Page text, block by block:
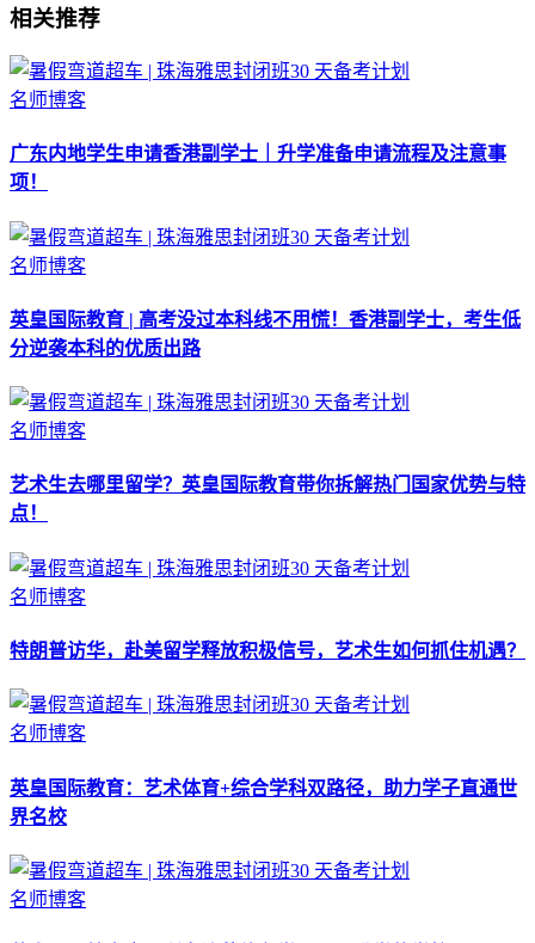
相关推荐
名师博客
广东内地学生申请香港副学士｜升学准备申请流程及注意事
项！
名师博客
英皇国际教育 | 高考没过本科线不用慌！香港副学士，考生低
分逆袭本科的优质出路
名师博客
艺术生去哪里留学？英皇国际教育带你拆解热门国家优势与特
点！
名师博客
特朗普访华，赴美留学释放积极信号，艺术生如何抓住机遇？
名师博客
英皇国际教育：艺术体育+综合学科双路径，助力学子直通世
界名校
名师博客